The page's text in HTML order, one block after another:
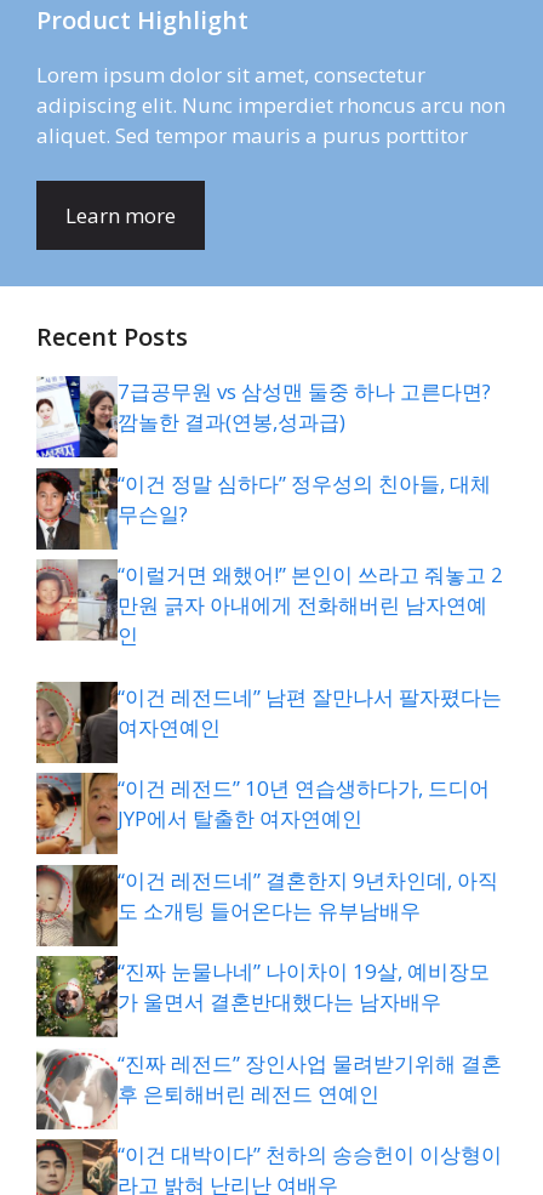
Product Highlight
Lorem ipsum dolor sit amet, consectetur
adipiscing elit. Nunc imperdiet rhoncus arcu non
aliquet. Sed tempor mauris a purus porttitor
Learn more
Recent Posts
7급공무원 vs 삼성맨 둘중 하나 고른다면?
깜놀한 결과(연봉,성과급)
“이건 정말 심하다” 정우성의 친아들, 대체
무슨일?
“이럴거면 왜했어!” 본인이 쓰라고 줘놓고 2
만원 긁자 아내에게 전화해버린 남자연예
인
“이건 레전드네” 남편 잘만나서 팔자폈다는
여자연예인
“이건 레전드” 10년 연습생하다가, 드디어
JYP에서 탈출한 여자연예인
“이건 레전드네” 결혼한지 9년차인데, 아직
도 소개팅 들어온다는 유부남배우
“진짜 눈물나네” 나이차이 19살, 예비장모
가 울면서 결혼반대했다는 남자배우
“진짜 레전드” 장인사업 물려받기위해 결혼
후 은퇴해버린 레전드 연예인
“이건 대박이다” 천하의 송승헌이 이상형이
라고 밝혀 난리난 여배우